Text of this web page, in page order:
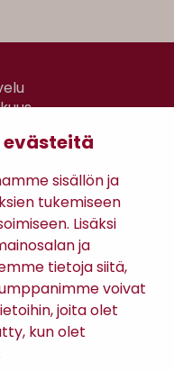
sisällön ja
tukemiseen
Lisäksi
ja
tietoja siitä,
voivat
joita olet
kun olet
Café